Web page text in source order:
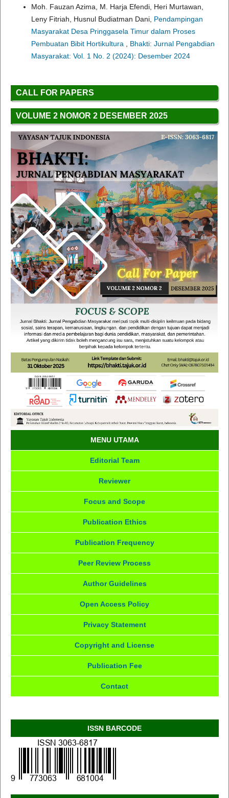
Moh. Fauzan Azima, M. Harja Efendi, Heri Murtawan,
Leny Fitriah, Husnul Budiatman Dani, Pendampingan
Masyarakat Desa Pringgasela Timur dalam Proses
Pembuatan Bibit Hortikultura
Bhakti: Jurnal Pengabdian
Masyarakat: Vol. 1 No. 2 (2024): Desember 2024
CALL FOR PAPERS
VOLUME 2 NOMOR 2 DESEMBER 2025
MENU UTAMA
Editorial Team
Reviewer
Focus and Scope
Publication Ethics
Publication Frequency
Peer Review Process
Author Guidelines
Open Access Policy
Privacy Statement
Copyright and License
Publication Fee
Contact
ISSN BARCODE